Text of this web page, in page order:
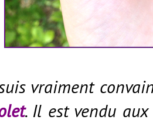
vraiment
. Il est vendu